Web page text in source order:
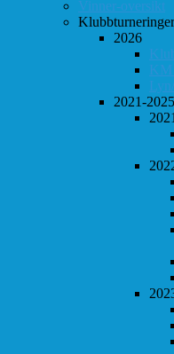
Vinner-oversikt
Klubbturneringer
2026
KM
2021-2025
2021